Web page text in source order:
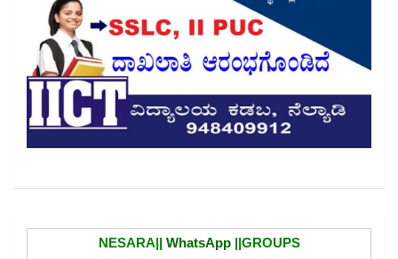
NESARA|| WhatsApp||GROUPS